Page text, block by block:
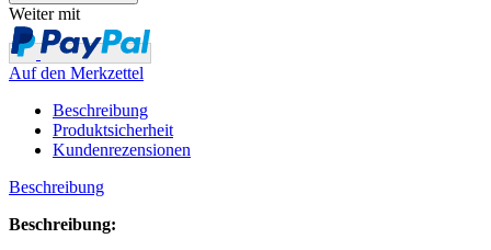
Weiter mit
Auf den Merkzettel
Beschreibung
Produktsicherheit
Kundenrezensionen
Beschreibung
Beschreibung: